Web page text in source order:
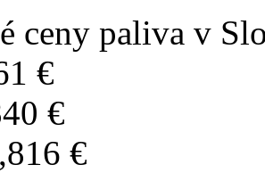
ceny paliva v
€
€
€